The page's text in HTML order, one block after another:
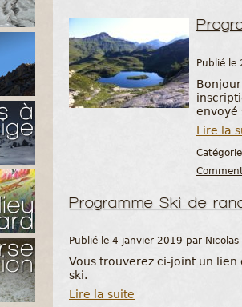
Publié
envoyé
Lire la
Programme Ski de
Publié le 4 janvier 2019 par Nicolas
Vous trouverez ci-joint un
ski.
Lire la suite